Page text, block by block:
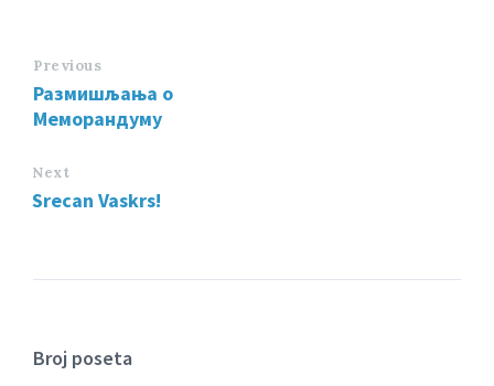
Previous
Размишљања o
Меморандуму
Next
Srecan Vaskrs!
Broj poseta